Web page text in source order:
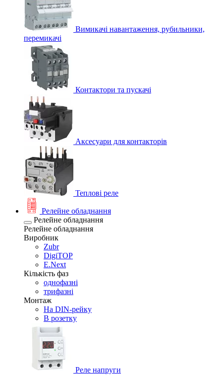
Вимикачі навантаження, рубильники,
перемикачі
Контактори та пускачі
Аксесуари для контакторів
Теплові реле
Релейне обладнання
Релейне обладнання
Релейне обладнання
Виробник
Zubr
DigiTOP
E.Next
Кількість фаз
однофазні
трифазні
Монтаж
На DIN-рейку
В розетку
Реле напруги